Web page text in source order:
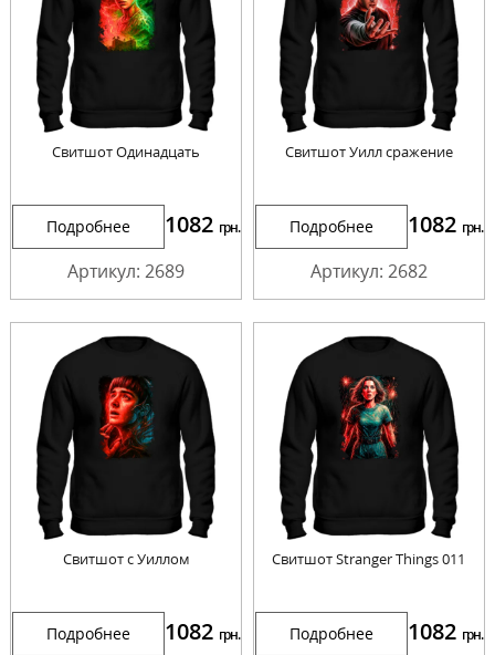
Свитшот Одинадцать
Подробнее 1082 грн.
Артикул: 2689
Свитшот Уилл сражение
Подробнее 1082 грн.
Артикул: 2682
Свитшот с Уиллом
Подробнее 1082 грн.
Свитшот Stranger Things 011
Подробнее 1082 грн.